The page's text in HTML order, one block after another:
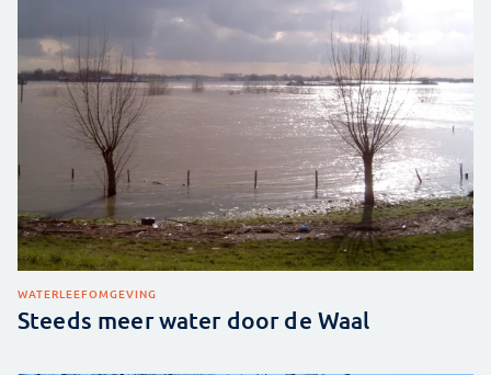
WATERLEEFOMGEVING
Steeds meer water door de Waal